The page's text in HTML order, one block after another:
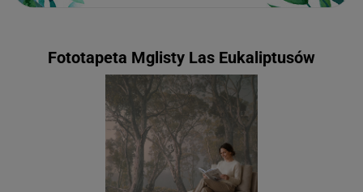
Fototapeta Mglisty Las Eukaliptusów